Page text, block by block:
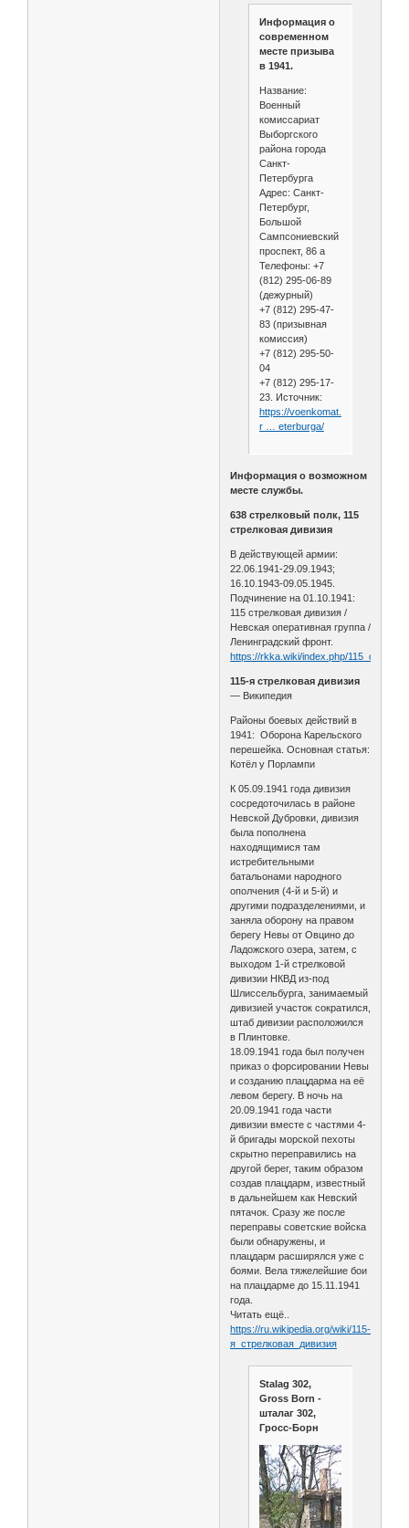
Информация о
современном
месте призыва
в 1941.
Название:
Военный
комиссариат
Выборгского
района города
Санкт-
Петербурга
Адрес: Санкт-
Петербург,
Большой
Сампсониевский
проспект, 86 а
Телефоны: +7
(812) 295-06-89
(дежурный)
+7 (812) 295-47-
83 (призывная
комиссия)
+7 (812) 295-50-
04
+7 (812) 295-17-
23. Источник:
https://voenkomat.info/spb/
r … eterburga/
Информация о возможном
месте службы.
638 стрелковый полк, 115
стрелковая дивизия
В действующей армии:
22.06.1941-29.09.1943;
16.10.1943-09.05.1945.
Подчинение на 01.10.1941:
115 стрелковая дивизия /
Невская оперативная группа /
Ленинградский фронт.
https://rkka.wiki/index.php/
115-я стрелковая дивизия
— Википедия
Районы боевых действий в
1941: Оборона Карельского
перешейка. Основная статья:
Котёл у Порлампи
К 05.09.1941 года дивизия
сосредоточилась в районе
Невской Дубровки, дивизия
была пополнена
находящимися там
истребительными
батальонами народного
ополчения (4-й и 5-й) и
другими подразделениями, и
заняла оборону на правом
берегу Невы от Овцино до
Ладожского озера, затем, с
выходом 1-й стрелковой
дивизии НКВД из-под
Шлиссельбурга, занимаемый
дивизией участок сократился,
штаб дивизии расположился
в Плинтовке.
18.09.1941 года был получен
приказ о форсировании Невы
и созданию плацдарма на её
левом берегу. В ночь на
20.09.1941 года части
дивизии вместе с частями 4-
й бригады морской пехоты
скрытно переправились на
другой берег, таким образом
создав плацдарм, известный
в дальнейшем как Невский
пятачок. Сразу же после
переправы советские войска
были обнаружены, и
плацдарм расширялся уже с
боями. Вела тяжелейшие бои
на плацдарме до 15.11.1941
года.
Читать ещё..
https://ru.wikipedia.org/wiki/115-
я_стрелковая_дивизия
Stalag 302,
Gross Born -
шталаг 302,
Гросс-Борн